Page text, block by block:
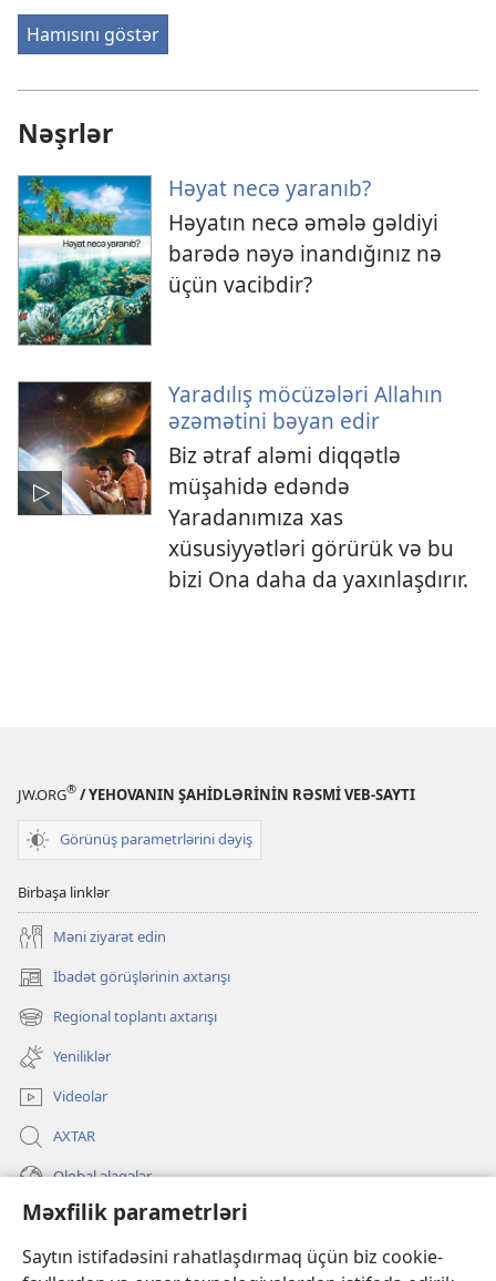
Məxfilik parametrləri
Saytın istifadəsini rahatlaşdırmaq üçün biz cookie-
Hamısını göstər
Nəşrlər
Həyat necə yaranıb?
Həyatın necə əmələ gəldiyi
barədə nəyə inandığınız nə
üçün vacibdir?
Yaradılış möcüzələri Allahın
əzəmətini bəyan edir
Biz ətraf aləmi diqqətlə
müşahidə edəndə
Yaradanımıza xas
xüsusiyyətləri görürük və bu
bizi Ona daha da yaxınlaşdırır.
JW.ORG® / YEHOVANIN ŞAHİDLƏRİNİN RƏSMİ VEB-SAYTI
Görünüş parametrlərini dəyiş
Birbaşa linklər
Məni ziyarət edin
İbadət görüşlərinin axtarışı
(yeni
pəncərə
açılır)
Regional toplantı axtarışı
(yeni
pəncərə
açılır)
Yeniliklər
Videolar
AXTAR
Qlobal əlaqələr
KÖMƏK